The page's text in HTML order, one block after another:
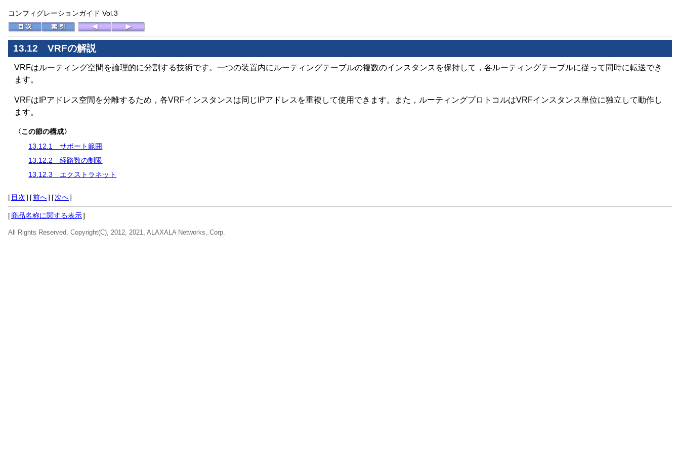
コンフィグレーションガイド Vol.3
13.12 VRFの解説
VRFはルーティング空間を論理的に分割する技術です。一つの装置内にルーティングテーブルの複数のインスタンスを保持して，各ルーティングテーブルに従って同時に転送でき
ます。
VRFはIPアドレス空間を分離するため，各VRFインスタンスは同じIPアドレスを重複して使用できます。また，ルーティングプロトコルはVRFインスタンス単位に独立して動作し
ます。
〈この節の構成〉
13.12.1 サポート範囲
13.12.2 経路数の制限
13.12.3 エクストラネット
[ 目次] [前へ] [次へ]
[商品名称に関する表示]
All Rights Reserved, Copyright(C), 2012, 2021, ALAXALA Networks, Corp.